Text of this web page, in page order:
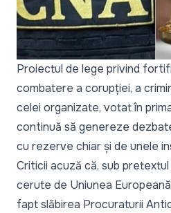
Proiectul de lege privind
combatere a corupției, a
celei organizate, votat în
continuă să genereze
cu rezerve chiar și de unele
Criticii acuză că, sub
cerute de Uniunea
fapt slăbirea Procuraturii